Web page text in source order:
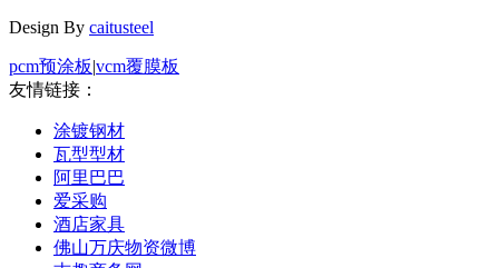
Design By caitusteel
pcm预涂板|vcm覆膜板
友情链接：
涂镀钢材
瓦型型材
阿里巴巴
爱采购
酒店家具
佛山万庆物资微博